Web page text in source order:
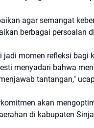
agar semangat
berbagai persoalan
momen refleksi bagi
menyadari bahwa
tantangan,"
akan
di kabupaten